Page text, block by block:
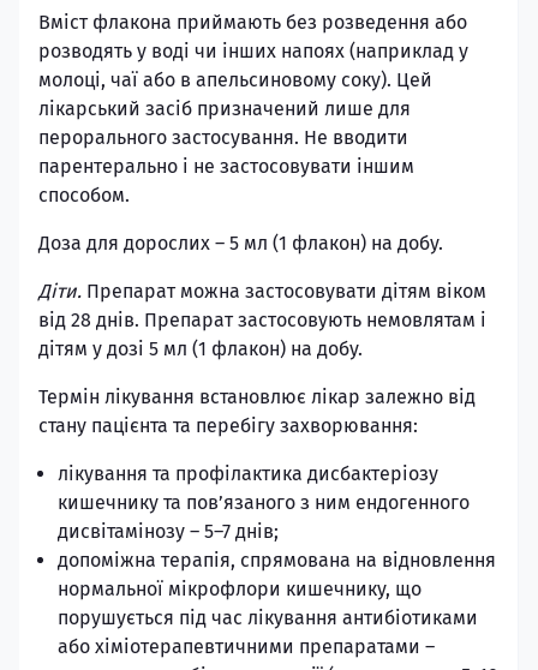
Вміст флакона приймають без розведення або
розводять у воді чи інших напоях (наприклад у
молоці, чаї або в апельсиновому соку). Цей
лікарський засіб призначений лише для
перорального застосування. Не вводити
парентерально і не застосовувати іншим
способом.
Доза для дорослих – 5 мл (1 флакон) на добу.
Діти. Препарат можна застосовувати дітям віком
від 28 днів. Препарат застосовують немовлятам і
дітям у дозі 5 мл (1 флакон) на добу.
Термін лікування встановлює лікар залежно від
стану пацієнта та перебігу захворювання:
лікування та профілактика дисбактеріозу
кишечнику та пов’язаного з ним ендогенного
дисвітамінозу – 5–7 днів;
допоміжна терапія, спрямована на відновлення
нормальної мікрофлори кишечнику, що
порушується під час лікування антибіотиками
або хіміотерапевтичними препаратами –